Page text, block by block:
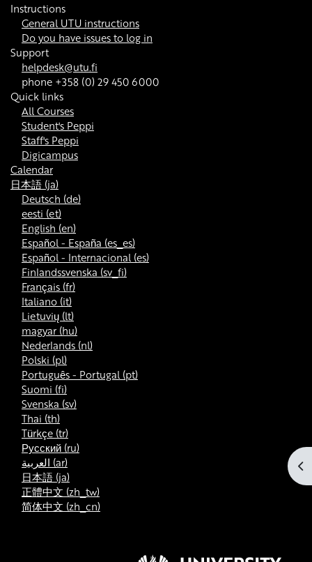
ブ
Instructions
General UTU instructions
Do you have issues to log in
Support
helpdesk@utu.fi
phone +358 (0) 29 450 6000
Quick links
All Courses
Student's Peppi
Staff's Peppi
Digicampus
Calendar
日本語 ‎(ja)‎
Deutsch ‎(de)‎
eesti ‎(et)‎
English ‎(en)‎
Español - España ‎(es_es)‎
Español - Internacional ‎(es)‎
Finlandssvenska ‎(sv_fi)‎
Français ‎(fr)‎
Italiano ‎(it)‎
Lietuvių ‎(lt)‎
magyar ‎(hu)‎
Nederlands ‎(nl)‎
Polski ‎(pl)‎
Português - Portugal ‎(pt)‎
Suomi ‎(fi)‎
Svenska ‎(sv)‎
Thai ‎(th)‎
Türkçe ‎(tr)‎
Русский ‎(ru)‎
العربية ‎(ar)‎
日本語 ‎(ja)‎
正體中文 ‎(zh_tw)‎
简体中文 ‎(zh_cn)‎